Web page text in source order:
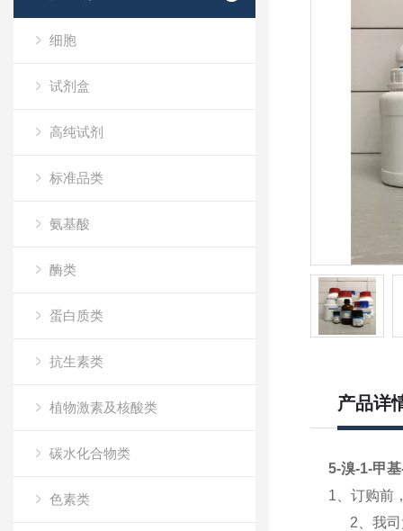
细胞
试剂盒
高纯试剂
标准品类
氨基酸
酶类
蛋白质类
抗生素类
植物激素及核酸类
碳水化合物类
色素类
产品详
5-溴-1-甲
1、订购前
2、我司